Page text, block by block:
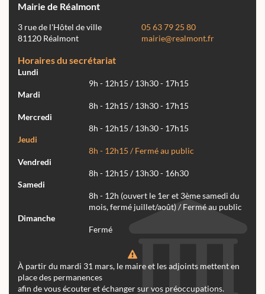
Mairie de Réalmont
3 rue de l'Hôtel de ville
81120 Réalmont
05 63 79 25 80
mairie@realmont.fr
Horaires du secrétariat
Lundi
9h - 12h15 / 13h30 - 17h15
Mardi
8h - 12h15 / 13h30 - 17h15
Mercredi
8h - 12h15 / 13h30 - 17h15
Jeudi
8h - 12h15 / Fermé au public
Vendredi
8h - 12h15 / 13h30 - 16h30
Samedi
8h - 12h (ouvert le 1er et 3ème samedi du
mois, fermé juillet/août) / Fermé au public
Dimanche
Fermé
À partir du mardi 31 mars, le maire et les adjoints mettent en
place des permanences
afin de vous écouter et échanger sur vos préoccupations.